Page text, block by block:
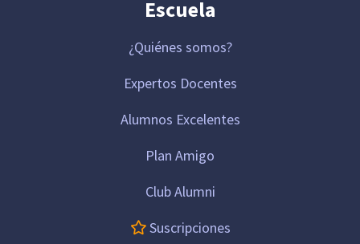
Escuela
¿Quiénes somos?
Expertos Docentes
Alumnos Excelentes
Plan Amigo
Club Alumni
Suscripciones